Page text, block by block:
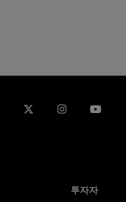
Linkedin Instagram
투자자